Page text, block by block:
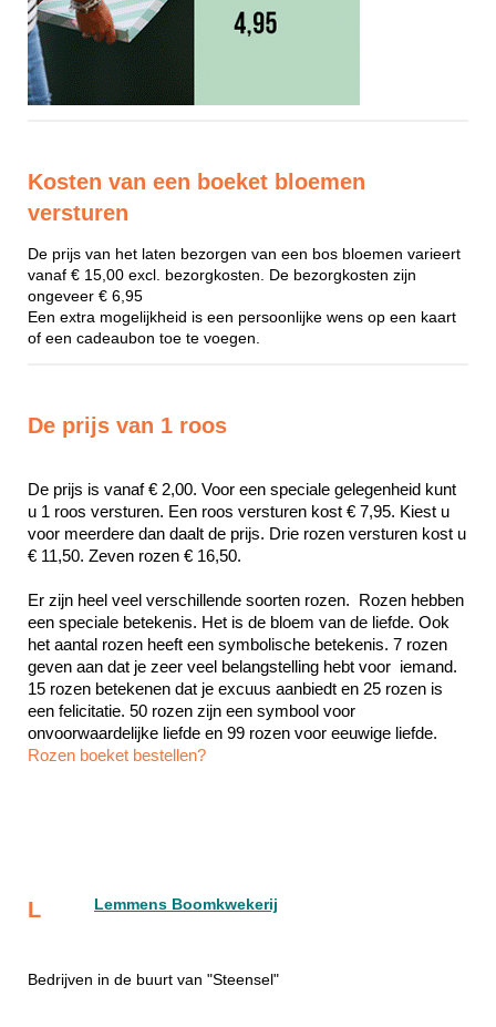
Kosten van een boeket bloemen
versturen
De prijs van het laten bezorgen van een bos bloemen varieert
vanaf € 15,00 excl. bezorgkosten. De bezorgkosten zijn
ongeveer € 6,95
Een extra mogelijkheid is een persoonlijke wens op een kaart
of een cadeaubon toe te voegen.
De prijs van 1 roos
De prijs is vanaf € 2,00. Voor een speciale gelegenheid kunt
u 1 roos versturen. Een roos versturen kost € 7,95. Kiest u
voor meerdere dan daalt de prijs. Drie rozen versturen kost u
€ 11,50. Zeven rozen € 16,50.
Er zijn heel veel verschillende soorten rozen.  Rozen hebben
een speciale betekenis. Het is de bloem van de liefde. Ook
het aantal rozen heeft een symbolische betekenis. 7 rozen
geven aan dat je zeer veel belangstelling hebt voor  iemand.
15 rozen betekenen dat je excuus aanbiedt en 25 rozen is
een felicitatie. 50 rozen zijn een symbool voor
Rozen boeket bestellen?
L Lemmens Boomkwekerij
Bedrijven in de buurt van "Steensel"